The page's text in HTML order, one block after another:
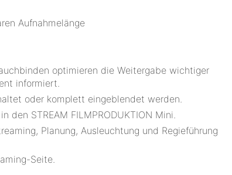
Aufnahmelänge
optimieren die Weitergabe wichtiger
informiert.
oder komplett eingeblendet werden.
STREAM FILMPRODUKTION Mini.
Planung, Ausleuchtung und Regieführung
Seite.